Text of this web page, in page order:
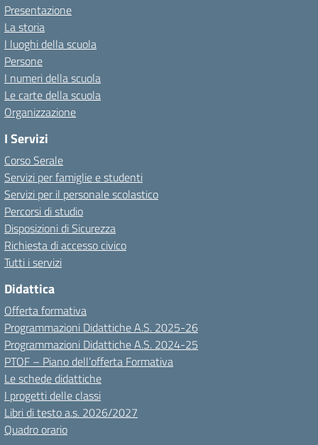
Presentazione
La storia
I luoghi della scuola
Persone
I numeri della scuola
Le carte della scuola
Organizzazione
I Servizi
Corso Serale
Servizi per famiglie e studenti
Servizi per il personale scolastico
Percorsi di studio
Disposizioni di Sicurezza
Richiesta di accesso civico
Tutti i servizi
Didattica
Offerta formativa
Programmazioni Didattiche A.S. 2025-26
Programmazioni Didattiche A.S. 2024-25
PTOF – Piano dell’offerta Formativa
Le schede didattiche
I progetti delle classi
Libri di testo a.s. 2026/2027
Quadro orario